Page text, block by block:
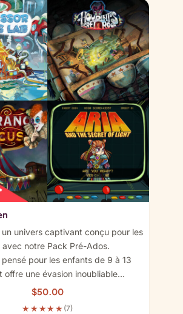
univers captivant conçu pour les
avec notre Pack Pré-Ados.
pour les enfants de 9 à 13
offre une évasion inoubliable…
$50.00
★★★★★ (7)